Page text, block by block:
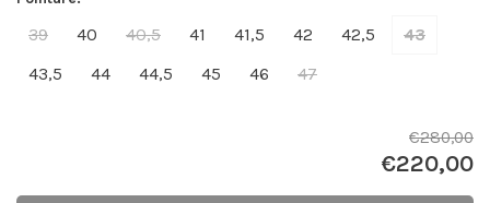
39 40 40,5 41 41,5 42 42,5
43
43,5
44 44,5 45 46 47
€280,00
€220,00